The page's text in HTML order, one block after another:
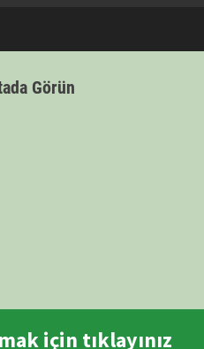
Görün
için tıklayınız